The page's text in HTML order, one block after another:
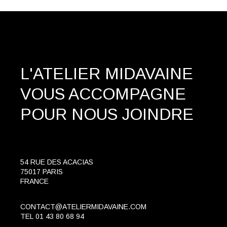
L'ATELIER MIDAVAINE
VOUS ACCOMPAGNE
POUR NOUS JOINDRE
54 RUE DES ACACIAS
75017 PARIS
FRANCE
CONTACT@ATELIERMIDAVAINE.COM
TEL 01 43 80 68 94